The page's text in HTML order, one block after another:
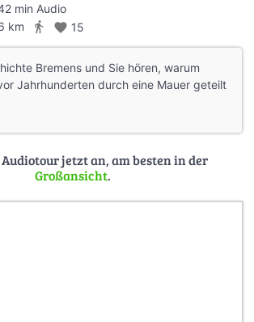
min Audio
km
directions_walk favorite 15
Bremens und Sie hören, warum
Jahrhunderten durch eine Mauer geteilt
jetzt an, am besten in der
Großansicht.